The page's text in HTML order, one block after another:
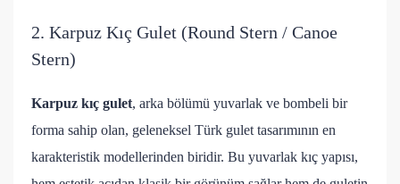
2. Karpuz Kıç Gulet (Round Stern / Canoe
Stern)
Karpuz kıç gulet, arka bölümü yuvarlak ve bombeli bir
forma sahip olan, geleneksel Türk gulet tasarımının en
karakteristik modellerinden biridir. Bu yuvarlak kıç yapısı,